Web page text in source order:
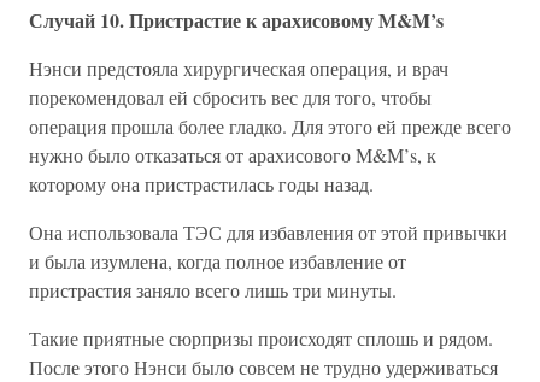
Случай 10. Пристрастие к арахисовому М&М’s
Нэнси предстояла хирургическая операция, и врач
порекомендовал ей сбросить вес для того, чтобы
операция прошла более гладко. Для этого ей прежде всего
нужно было отказаться от арахисового М&М’s, к
которому она пристрастилась годы назад.
Она использовала ТЭС для избавления от этой привычки
и была изумлена, когда полное избавление от
пристрастия заняло всего лишь три минуты.
Такие приятные сюрпризы происходят сплошь и рядом.
После этого Нэнси было совсем не трудно удерживаться